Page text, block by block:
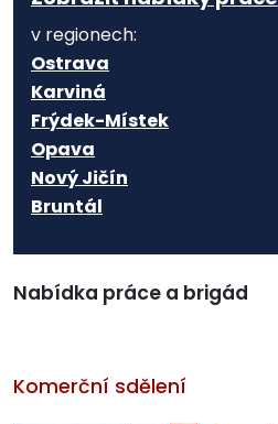
v regionech:
Ostrava
Karviná
Frýdek-Místek
Opava
Nový Jičín
Bruntál
Nabídka práce a brigád
Komerční sdělení